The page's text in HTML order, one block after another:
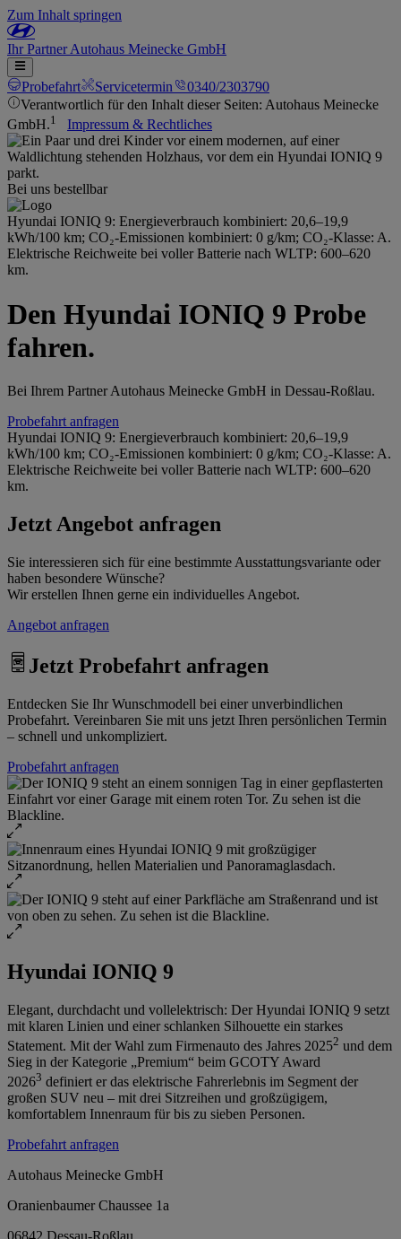
Zum Inhalt springen
IhrPartnerAutohaus Meinecke GmbH
Probefahrt Servicetermin
0340/2303790
Verantwortlich für den Inhalt dieser Seiten: Autohaus Meinecke
GmbH.1 Impressum & Rechtliches
Bei uns bestellbar
Hyundai IONIQ 9: Energieverbrauch kombiniert: 20,6–19,9
kWh/100 km; CO₂-Emissionen kombiniert: 0 g/km; CO₂-Klasse: A.
Elektrische Reichweite bei voller Batterie nach WLTP: 600–620
km.
Den Hyundai IONIQ 9 Probe
fahren.
Bei Ihrem Partner Autohaus Meinecke GmbH in Dessau-Roßlau.
Probefahrt anfragen
Hyundai IONIQ 9: Energieverbrauch kombiniert: 20,6–19,9
kWh/100 km; CO₂-Emissionen kombiniert: 0 g/km; CO₂-Klasse: A.
Elektrische Reichweite bei voller Batterie nach WLTP: 600–620
km.
Jetzt Angebot anfragen
Sie interessieren sich für eine bestimmte Ausstattungsvariante oder
haben besondere Wünsche?
Wir erstellen Ihnen gerne ein individuelles Angebot.
Angebot anfragen
Jetzt Probefahrt anfragen
Entdecken Sie Ihr Wunschmodell bei einer unverbindlichen
Probefahrt. Vereinbaren Sie mit uns jetzt Ihren persönlichen Termin
– schnell und unkompliziert.
Probefahrt anfragen
Hyundai IONIQ 9
Elegant, durchdacht und vollelektrisch: Der Hyundai IONIQ 9 setzt
mit klaren Linien und einer schlanken Silhouette ein starkes
Statement. Mit der Wahl zum Firmenauto des Jahres 20252 und dem
Sieg in der Kategorie „Premium“ beim GCOTY Award
20263 definiert er das elektrische Fahrerlebnis im Segment der
großen SUV neu – mit drei Sitzreihen und großzügigem,
komfortablem Innenraum für bis zu sieben Personen.
Probefahrt anfragen
Autohaus Meinecke GmbH
Oranienbaumer Chaussee 1a